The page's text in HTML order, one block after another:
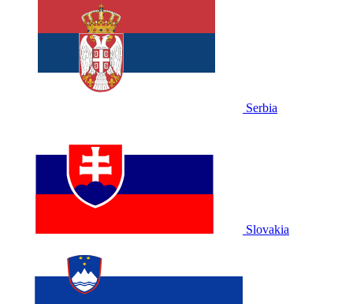
Serbia
Slovakia